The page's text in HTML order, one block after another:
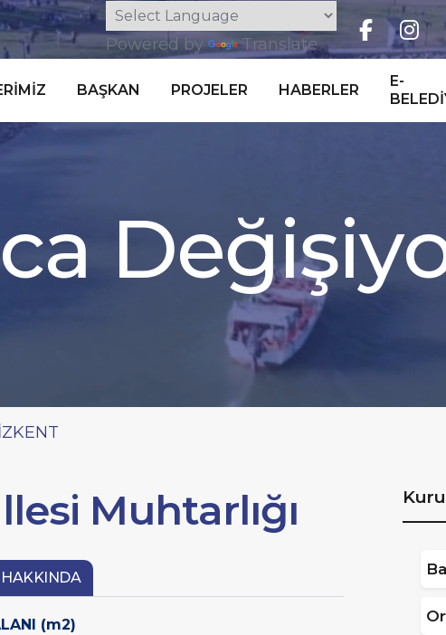
Powered by Translate
BAŞKAN PROJELER HABERLER
E-
ca Değişiy
İZKENT
Muhtarlığı
(m2)